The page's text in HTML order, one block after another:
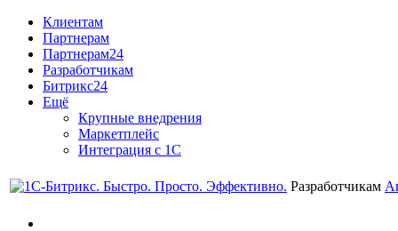
Клиентам
Партнерам
Партнерам24
Разработчикам
Битрикс24
Ещё
Крупные внедрения
Маркетплейс
Интеграция с 1С
Разработчикам